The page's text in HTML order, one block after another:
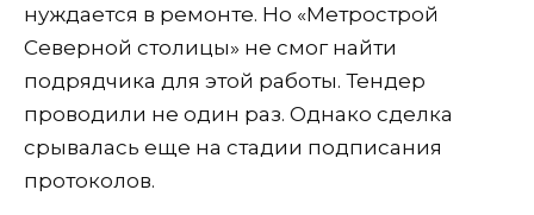
нуждается в ремонте. Но «Метрострой
Северной столицы» не смог найти
подрядчика для этой работы. Тендер
проводили не один раз. Однако сделка
срывалась еще на стадии подписания
протоколов.